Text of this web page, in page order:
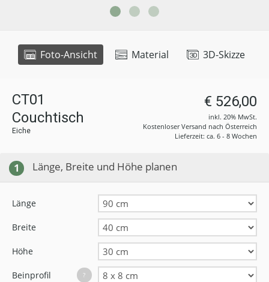
Foto-Ansicht Material 3D-Skizze
CT01
Couchtisch
Eiche
€ 526,00
inkl. 20% MwSt.
Kostenloser Versand nach Österreich
Lieferzeit: ca. 6 - 8 Wochen
1 Länge, Breite und Höhe planen
Länge
Breite
Höhe
Beinprofil ?